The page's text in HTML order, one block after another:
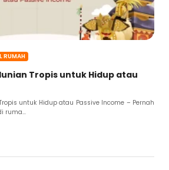
RUMAH
Tropis untuk Hidup atau
untuk Hidup atau Passive Income – Pernah
ruma...